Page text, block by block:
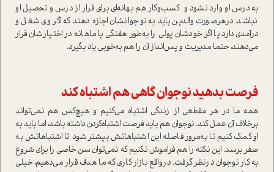
به درس او وارد نشود و كسب‌وكار هم بهانه‌اي براي فرار از درس و تحصيل او
نباشد. درهرصورت‌ والدين بايد به نوجوانشان اجازه دهند كه اگر وی شغل و
در‌آمدي دارد يا اگر خودشان پولي‌ را به‌طور هفتگي يا ماهانه در اختيارشان قرار
می‌دهند، حتما مديريت و پس‌انداز آن را هم به‌خوبی یاد بگیرد‌.
فرصت بدهيد نوجوان گاهي هم اشتباه كند
همه ما در هر مقطعی از زندگی اشتباه می‌كنيم و هيچ‌كس هم نمی‌تواند
برخلاف آن عمل كند. نوجوان هم بايد فرصت اشتباه‌كردن داشته باشد، اما بايد به
او كمك کنیم تا به‌مرور فاصله اين اشتباهاتش بيشتر شود ‌تا اشتباهاتش به
صفر برسد‌. این نکته را هم فراموش نکنیم که نمی‌توان سن خاصي را براي شروع
به كار نوجوا‌ن درنظر گرفت. در‌واقع بازار كاري كه ما هدف قرار می‌دهيم، خيلي